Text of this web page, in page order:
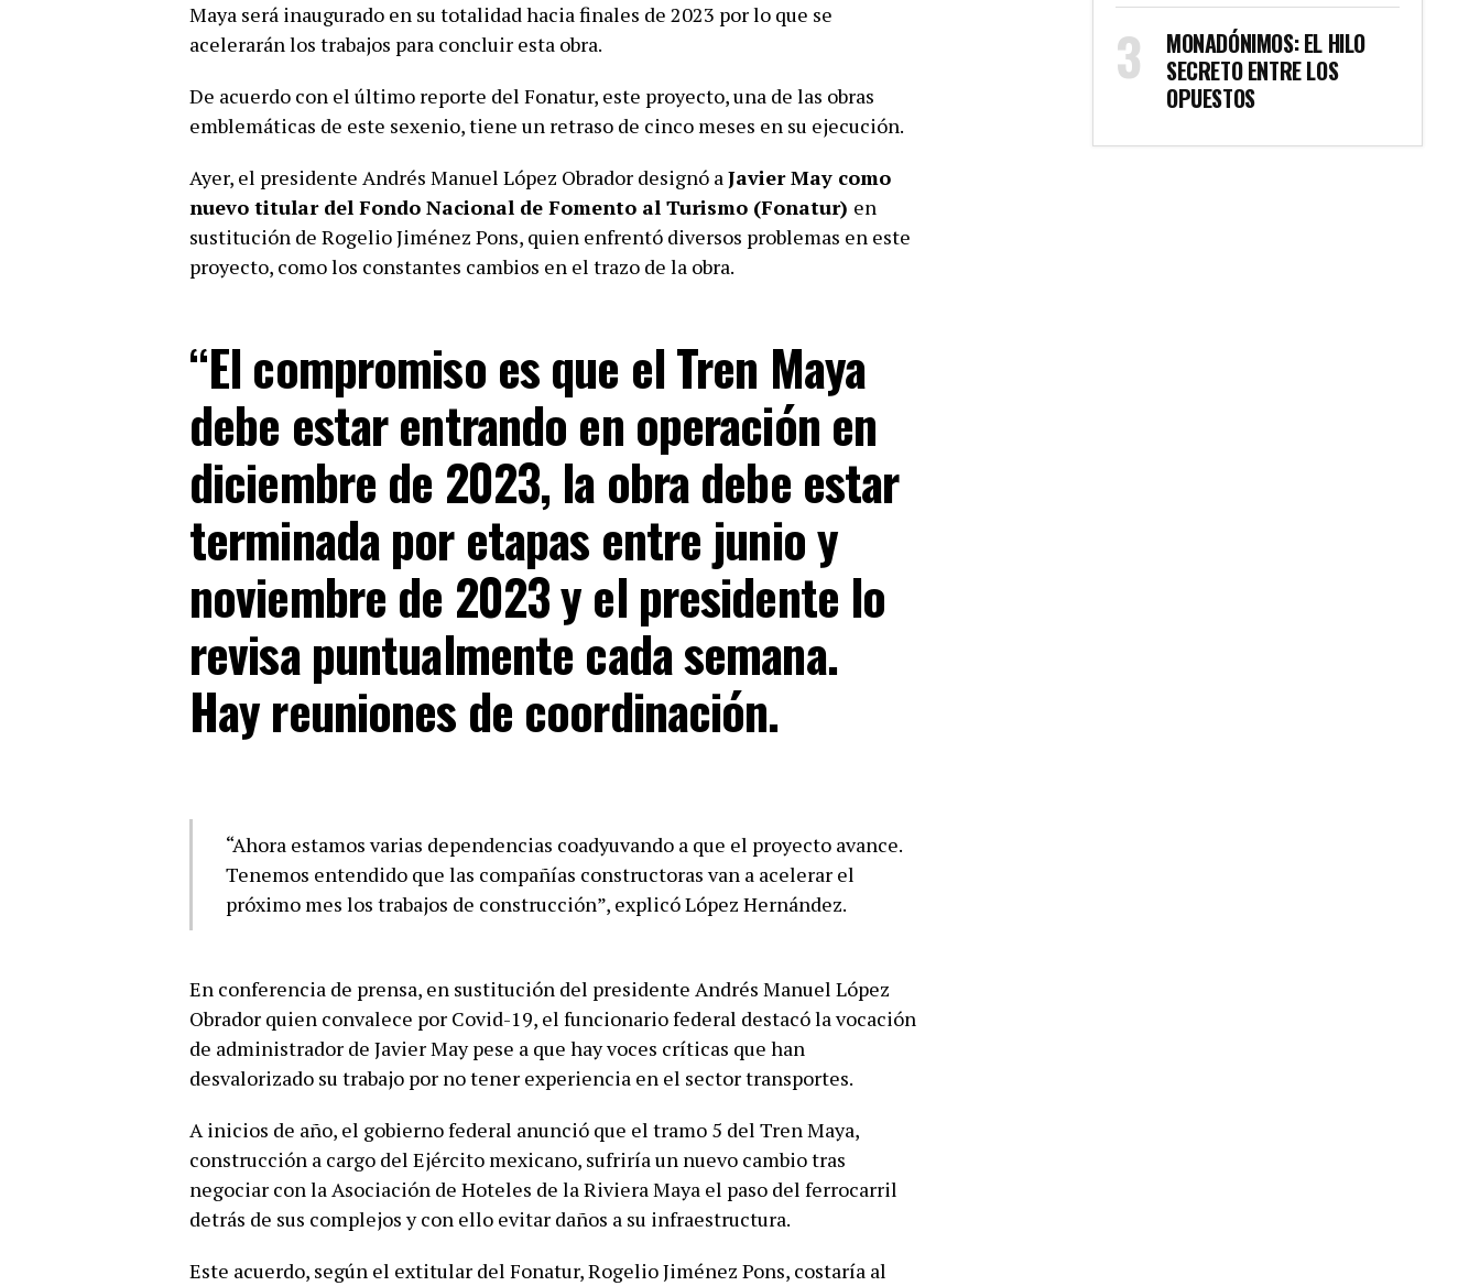
Maya será inaugurado en su totalidad hacia finales de 2023 por lo que se
acelerarán los trabajos para concluir esta obra.
De acuerdo con el último reporte del Fonatur, este proyecto, una de las obras
emblemáticas de este sexenio, tiene un retraso de cinco meses en su ejecución.
Ayer, el presidente Andrés Manuel López Obrador designó aJavier May como
nuevo titular del Fondo Nacional de Fomento al Turismo (Fonatur) en
sustitución de Rogelio Jiménez Pons, quien enfrentó diversos problemas en este
proyecto, como los constantes cambios en el trazo de la obra.
“El compromiso es que el Tren Maya
debe estar entrando en operación en
diciembre de 2023, la obra debe estar
terminada por etapas entre junio y
noviembre de 2023 y el presidente lo
revisa puntualmente cada semana.
Hay reuniones de coordinación.
“Ahora estamos varias dependencias coadyuvando a que el proyecto avance.
Tenemos entendido que las compañías constructoras van a acelerar el
próximo mes los trabajos de construcción”, explicó López Hernández.
En conferencia de prensa, en sustitución del presidente Andrés Manuel López
Obrador quien convalece por Covid-19, el funcionario federal destacó la vocación
de administrador de Javier May pese a que hay voces críticas que han
desvalorizado su trabajo por no tener experiencia en el sector transportes.
A inicios de año, el gobierno federal anunció que el tramo 5 del Tren Maya,
construcción a cargo del Ejército mexicano, sufriría un nuevo cambio tras
negociar con la Asociación de Hoteles de la Riviera Maya el paso del ferrocarril
detrás de sus complejos y con ello evitar daños a su infraestructura.
Este acuerdo, según el extitular del Fonatur, Rogelio Jiménez Pons, costaría al
MONADÓNIMOS: EL HILO
SECRETO ENTRE LOS
OPUESTOS